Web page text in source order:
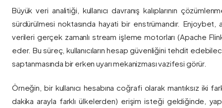
Büyük veri analitiği, kullanıcı davranış kalıplarının
sürdürülmesi noktasında hayati bir enstrümandır. Enjoybet,
verileri gerçek zamanlı stream işleme motorları (Apache Flink
eder. Bu süreç, kullanıcıların hesap güvenliğini tehdit
saptanmasında bir erken uyarı mekanizması vazifesi görür.
Örneğin, bir kullanıcı hesabına coğrafi olarak mantıksız iki
dakika arayla farklı ülkelerden) erişim isteği geldiğinde,